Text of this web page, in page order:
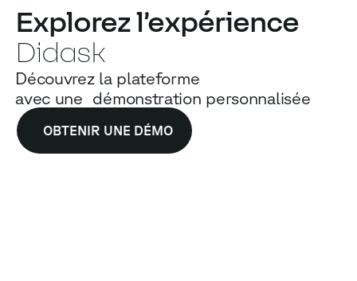
Explorez l’expérience
Didask
Découvrez la plateforme
avec une démonstration personnalisée
OBTENIR UNE DÉMO